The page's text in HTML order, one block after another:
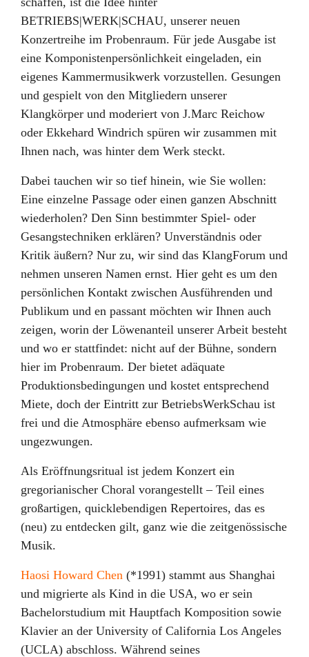
BETRIEBS|WERK|SCHAU, unserer neuen
Konzertreihe im Probenraum. Für jede Ausgabe ist
eine Komponistenpersönlichkeit eingeladen, ein
eigenes Kammermusikwerk vorzustellen. Gesungen
und gespielt von den Mitgliedern unserer
Klangkörper und moderiert von J.Marc Reichow
oder Ekkehard Windrich spüren wir zusammen mit
Ihnen nach, was hinter dem Werk steckt.
Dabei tauchen wir so tief hinein, wie Sie wollen:
Eine einzelne Passage oder einen ganzen Abschnitt
wiederholen? Den Sinn bestimmter Spiel- oder
Gesangstechniken erklären? Unverständnis oder
Kritik äußern? Nur zu, wir sind das KlangForum und
nehmen unseren Namen ernst. Hier geht es um den
persönlichen Kontakt zwischen Ausführenden und
Publikum und en passant möchten wir Ihnen auch
zeigen, worin der Löwenanteil unserer Arbeit besteht
und wo er stattfindet: nicht auf der Bühne, sondern
hier im Probenraum. Der bietet adäquate
Produktionsbedingungen und kostet entsprechend
Miete, doch der Eintritt zur BetriebsWerkSchau ist
frei und die Atmosphäre ebenso aufmerksam wie
ungezwungen.
Als Eröffnungsritual ist jedem Konzert ein
gregorianischer Choral vorangestellt – Teil eines
großartigen, quicklebendigen Repertoires, das es
(neu) zu entdecken gilt, ganz wie die zeitgenössische
Musik.
Haosi Howard Chen (*1991) stammt aus Shanghai
und migrierte als Kind in die USA, wo er sein
Bachelorstudium mit Hauptfach Komposition sowie
Klavier an der University of California Los Angeles
(UCLA) abschloss. Während seines